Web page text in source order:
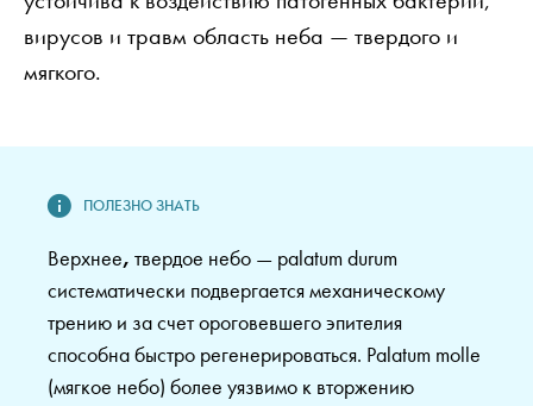
вирусов и травм область неба — твердого и
мягкого.
Верхнее, твердое небо — palatum durum
систематически подвергается механическому
трению и за счет ороговевшего эпителия
способна быстро регенерироваться. Palatum molle
(мягкое небо) более уязвимо к вторжению